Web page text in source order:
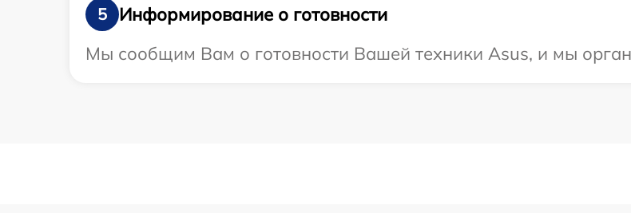
5
Информирование о готовности
Мы сообщим Вам о готовности Вашей техники Asus, и мы